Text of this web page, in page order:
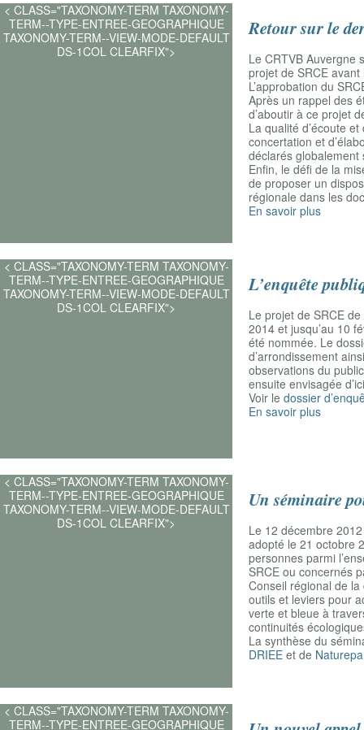
< CLASS="TAXONOMY-TERM TAXONOMY-
TERM--TYPE-ENTREE-GEOGRAPHIQUE
TAXONOMY-TERM--VIEW-MODE-DEFAULT
DS-1COL CLEARFIX">
Retour sur le
Le CRTVB Auvergne
projet de SRCE
L’approbation du
Après un rappel des
d’aboutir à ce projet
La qualité d’écoute
concertation et
déclarés
Enfin, le défi de la
de proposer un
régionale dans les
En savoir plus
< CLASS="TAXONOMY-TERM TAXONOMY-
TERM--TYPE-ENTREE-GEOGRAPHIQUE
TAXONOMY-TERM--VIEW-MODE-DEFAULT
DS-1COL CLEARFIX">
L’enquête
Le projet de SRCE
2014 et jusqu’au 10
été nommée. Le
d’arrondissement
observations du
ensuite envisagée
Voir le dossier
En savoir plus
< CLASS="TAXONOMY-TERM TAXONOMY-
TERM--TYPE-ENTREE-GEOGRAPHIQUE
TAXONOMY-TERM--VIEW-MODE-DEFAULT
DS-1COL CLEARFIX">
Un séminaire
Le 12 décembre
adopté le 21 octobre
personnes parmi
SRCE ou concernés
Conseil régional de
outils et leviers pour
verte et bleue à
continuités
La synthèse du
DRIEE et de
< CLASS="TAXONOMY-TERM TAXONOMY-
TERM--TYPE-ENTREE-GEOGRAPHIQUE